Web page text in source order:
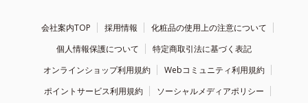
会社案内TOP 採用情報
化粧品の使用上の注意について
個人情報保護について
特定商取引法に基づく表記
オンラインショップ利用規約
Webコミュニティ利用規約
ポイントサービス利用規約
ソーシャルメディアポリシー